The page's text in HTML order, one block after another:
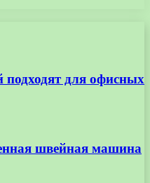
подходят для офисных
швейная машина